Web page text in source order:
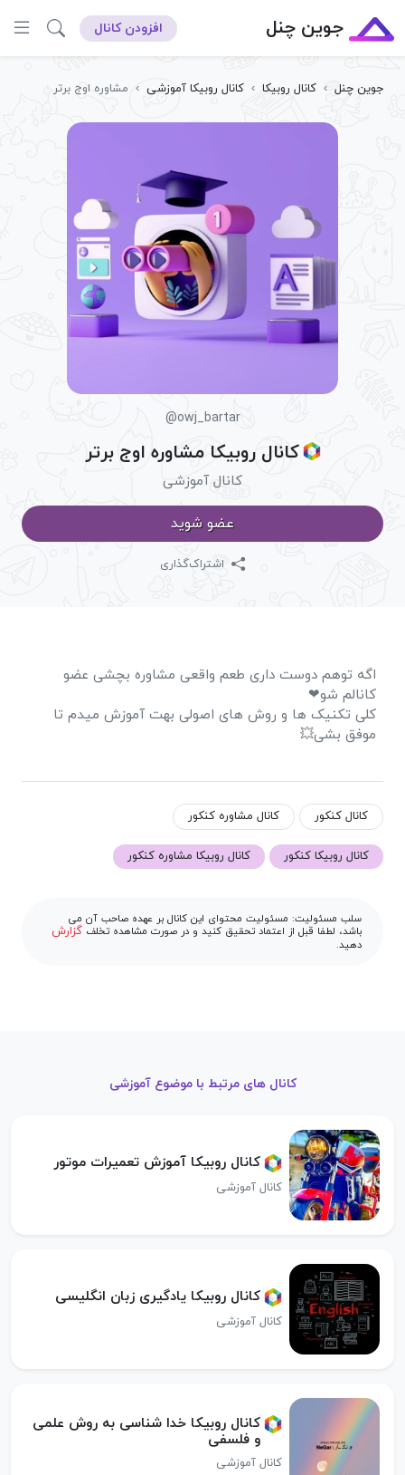
جوین چنل افزودن کانال
جوین چنل › کانال روبیکا › کانال روبیکا آموزشی › مشاوره اوج برتر
@owj_bartar
کانال روبیکا مشاوره اوج برتر
کانال آموزشی
عضو شوید
اشتراک‌گذاری
اگه توهم‌ دوست‌ داری طعم واقعی مشاوره بچشی عضو
کانالم شو❤
کلی تکنیک ها و روش های اصولی بهت آموزش میدم تا
موفق بشی💥
کانال کنکور کانال مشاوره کنکور
کانال روبیکا کنکور کانال روبیکا مشاوره کنکور
سلب مسئولیت: مسئولیت محتوای این کانال بر عهده صاحب آن می
باشد، لطفا قبل از اعتماد تحقیق کنید و در صورت مشاهده تخلف گزارش
دهید.
کانال های مرتبط با موضوع آموزشی
کانال روبیکا آموزش تعمیرات موتور
کانال آموزشی
کانال روبیکا یادگیری زبان انگلیسی
کانال آموزشی
کانال روبیکا خدا شناسی به روش علمی
و فلسفی
کانال آموزشی